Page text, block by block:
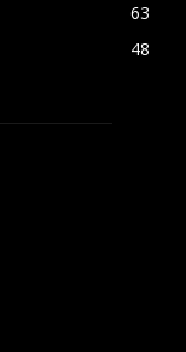
63
48